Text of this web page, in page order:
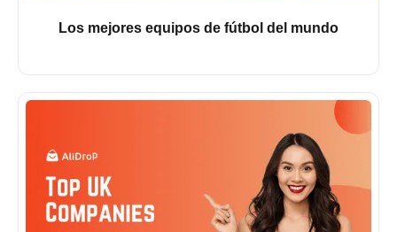
Los mejores equipos de fútbol del mundo